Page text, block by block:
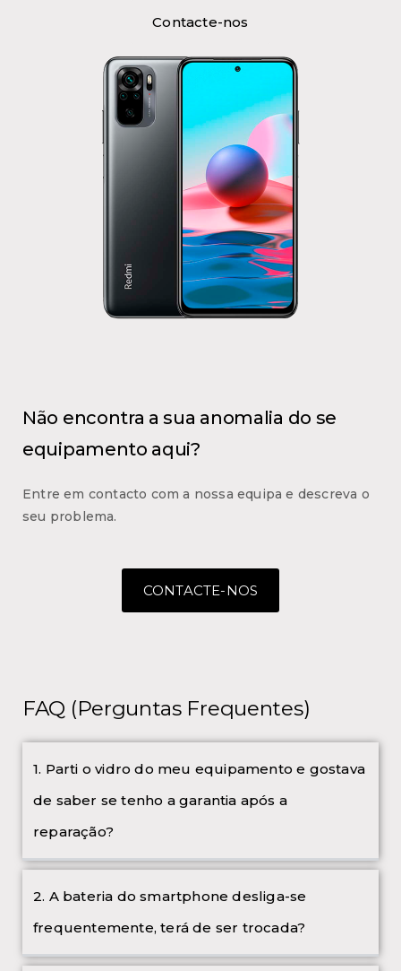
Contacte-nos
Não encontra a sua anomalia do se
equipamento aqui?
Entre em contacto com a nossa equipa e descreva o
seu problema.
CONTACTE-NOS
FAQ (Perguntas Frequentes)
1. Parti o vidro do meu equipamento e gostava
de saber se tenho a garantia após a
reparação?
2. A bateria do smartphone desliga-se
frequentemente, terá de ser trocada?